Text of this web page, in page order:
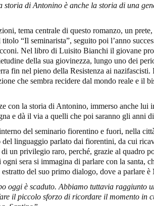
storia di Antonino è anche la storia di una
tema centrale di questo romanzo, un
“Il seminarista”, seguito poi l’anno
Nel libro di Luisito Bianchi il giovane
della sua giovinezza, lungo uno dei
fin nel pieno della Resistenza ai
che sembra recidere dal mondo reale e il
con la storia di Antonino, immerso anche lui
e dà il via a quelli che poi saranno gli anni
del seminario fiorentino e fuori, nella
del linguaggio parlato dai fiorentini, da cui
un privilegio raro, perché, grazie al quadro
sera si immagina di parlare con la santa,
del suo primo dialogo, dove a parlare è
oggi è scaduto. Abbiamo tuttavia raggiunto
il piccolo sforzo di ricordare il momento in